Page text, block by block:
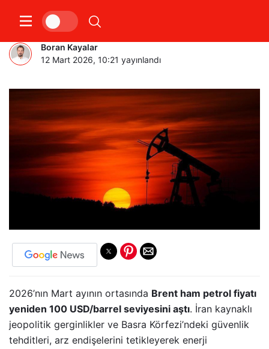
Petrol Fiyatları 100 doları Aştı
Boran Kayalar
12 Mart 2026, 10:21 yayınlandı
2026’nın Mart ayının ortasında Brent ham petrol fiyatı
yeniden 100 USD/barrel seviyesini aştı. İran kaynaklı
jeopolitik gerginlikler ve Basra Körfezi’ndeki güvenlik
tehditleri, arz endişelerini tetikleyerek enerji